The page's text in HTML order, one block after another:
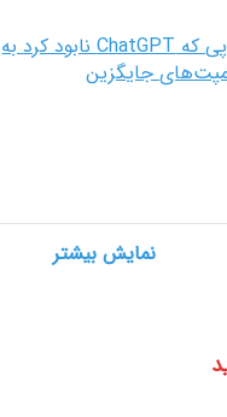
۱۰ استارتاپی که ChatGPT نابود کرد به
جایگزین
نمایش بیشتر